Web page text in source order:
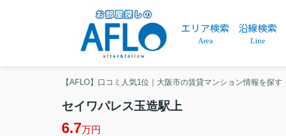
エリア検索
Area
沿線検索
Line
【AFLO】口コミ人気1位｜大阪市の賃貸マンション情報を探す
セイワパレス玉造駅上
6.7万円